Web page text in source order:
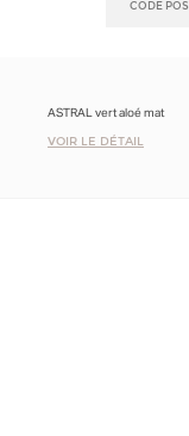
ASTRAL vert aloé mat
VOIR LE DÉTAIL